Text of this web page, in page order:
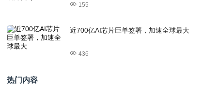
155
近700亿AI芯片巨单签署，加速全球最大
436
热门内容